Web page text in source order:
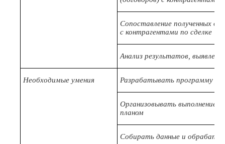
Сопоставление полученных
с контрагентами по сделке
Анализ результатов,
Необходимые умения Разрабатывать программу
Организовывать выполнение
планом
Собирать данные и